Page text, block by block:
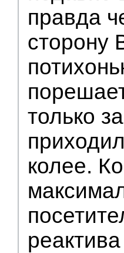
правда
сторону
только
колее.